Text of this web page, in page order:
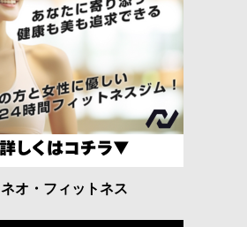
ネオ・フィットネス